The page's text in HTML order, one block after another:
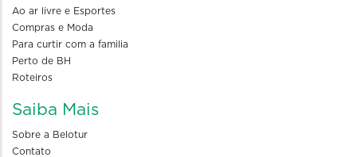
Ao ar livre e Esportes
Compras e Moda
Para curtir com a familia
Perto de BH
Roteiros
Saiba Mais
Sobre a Belotur
Contato